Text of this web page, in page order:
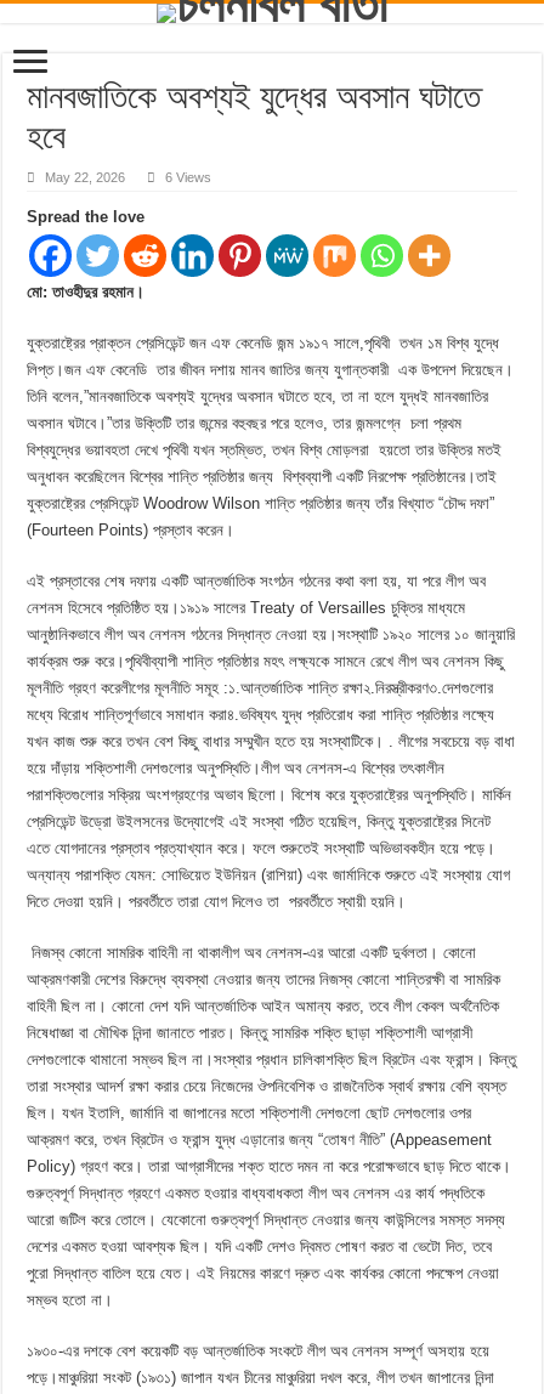
মানবজাতিকে অবশ্যই যুদ্ধের অবসান ঘটাতে
হবে
May 22, 2026 6 Views
Spread the love
মো: তাওহীদুর রহমান।
‎যুক্তরাষ্ট্রের প্রাক্তন প্রেসিডেন্ট জন এফ কেনেডি জন্ম ১৯১৭ সালে,পৃথিবী তখন ১ম বিশ্ব যুদ্ধে
লিপ্ত।জন এফ কেনেডি তার জীবন দশায় মানব জাতির জন্য যুগান্তকারী এক উপদেশ দিয়েছেন।
তিনি বলেন,‎​”মানবজাতিকে অবশ্যই যুদ্ধের অবসান ঘটাতে হবে, তা না হলে যুদ্ধই মানবজাতির
অবসান ঘটাবে।”‎তার উক্তিটি তার জন্মের বহুবছর পরে হলেও, তার জন্মলগ্নে চলা প্রথম
বিশ্বযুদ্ধের ভয়াবহতা দেখে পৃথিবী যখন স্তম্ভিত, তখন বিশ্ব মোড়লরা হয়তো তার উক্তির মতই
অনুধাবন করেছিলেন বিশ্বের শান্তি প্রতিষ্ঠার জন্য বিশ্বব্যাপী একটি নিরপেক্ষ প্রতিষ্ঠানের।তাই
যুক্তরাষ্ট্রের প্রেসিডেন্ট Woodrow Wilson শান্তি প্রতিষ্ঠার জন্য তাঁর বিখ্যাত “চৌদ্দ দফা”
(Fourteen Points) প্রস্তাব করেন।
‎এই প্রস্তাবের শেষ দফায় একটি আন্তর্জাতিক সংগঠন গঠনের কথা বলা হয়, যা পরে লীগ অব
নেশনস হিসেবে প্রতিষ্ঠিত হয়।‎১৯১৯ সালের Treaty of Versailles চুক্তির মাধ্যমে
আনুষ্ঠানিকভাবে লীগ অব নেশনস গঠনের সিদ্ধান্ত নেওয়া হয়।‎সংস্থাটি ১৯২০ সালের ১০ জানুয়ারি
কার্যক্রম শুরু করে।পৃথিবীব্যাপী শান্তি প্রতিষ্ঠার মহৎ লক্ষ্যকে সামনে রেখে লীগ অব নেশনস কিছু
মূলনীতি গ্রহণ করে‎লীগের মূলনীতি সমূহ :‎১.আন্তর্জাতিক শান্তি রক্ষা‎২.নিরস্ত্রীকরণ‎৩.দেশগুলোর
মধ্যে বিরোধ শান্তিপূর্ণভাবে সমাধান করা‎৪.ভবিষ্যৎ যুদ্ধ প্রতিরোধ করা ‎শান্তি প্রতিষ্ঠার লক্ষ্যে
যখন কাজ শুরু করে তখন বেশ কিছু বাধার সম্মুখীন হতে হয় সংস্থাটিকে। . লীগের সবচেয়ে বড় বাধা
হয়ে দাঁড়ায় শক্তিশালী দেশগুলোর অনুপস্থিতি।‎​লীগ অব নেশনস-এ বিশ্বের তৎকালীন
পরাশক্তিগুলোর সক্রিয় অংশগ্রহণের অভাব ছিলো। বিশেষ করে ​যুক্তরাষ্ট্রের অনুপস্থিতি। মার্কিন
প্রেসিডেন্ট উড্রো উইলসনের উদ্যোগেই এই সংস্থা গঠিত হয়েছিল, কিন্তু যুক্তরাষ্ট্রের সিনেট
এতে যোগদানের প্রস্তাব প্রত্যাখ্যান করে। ফলে শুরুতেই সংস্থাটি অভিভাবকহীন হয়ে পড়ে।
অন্যান্য পরাশক্তি যেমন: সোভিয়েত ইউনিয়ন (রাশিয়া) এবং জার্মানিকে শুরুতে এই সংস্থায় যোগ
দিতে দেওয়া হয়নি। পরবর্তীতে তারা যোগ দিলেও তা পরবর্তীতে স্থায়ী হয়নি।
‎​‎ নিজস্ব কোনো সামরিক বাহিনী না থাকা‎​লীগ অব নেশনস-এর আরো একটি দুর্বলতা। কোনো
আক্রমণকারী দেশের বিরুদ্ধে ব্যবস্থা নেওয়ার জন্য তাদের নিজস্ব কোনো শান্তিরক্ষী বা সামরিক
বাহিনী ছিল না। কোনো দেশ যদি আন্তর্জাতিক আইন অমান্য করত, তবে লীগ কেবল অর্থনৈতিক
নিষেধাজ্ঞা বা মৌখিক নিন্দা জানাতে পারত। কিন্তু সামরিক শক্তি ছাড়া শক্তিশালী আগ্রাসী
দেশগুলোকে থামানো সম্ভব ছিল না।‎​সংস্থার প্রধান চালিকাশক্তি ছিল ব্রিটেন এবং ফ্রান্স। কিন্তু
তারা সংস্থার আদর্শ রক্ষা করার চেয়ে নিজেদের ঔপনিবেশিক ও রাজনৈতিক স্বার্থ রক্ষায় বেশি ব্যস্ত
ছিল। যখন ইতালি, জার্মানি বা জাপানের মতো শক্তিশালী দেশগুলো ছোট দেশগুলোর ওপর
আক্রমণ করে, তখন ব্রিটেন ও ফ্রান্স যুদ্ধ এড়ানোর জন্য “তোষণ নীতি” (Appeasement
Policy) গ্রহণ করে। তারা আগ্রাসীদের শক্ত হাতে দমন না করে পরোক্ষভাবে ছাড় দিতে থাকে।‎
গুরুত্বপূর্ণ সিদ্ধান্ত গ্রহণে একমত হওয়ার বাধ্যবাধকতা ​লীগ অব নেশনস এর কার্য পদ্ধতিকে
আরো জটিল করে তোলে। যেকোনো গুরুত্বপূর্ণ সিদ্ধান্ত নেওয়ার জন্য কাউন্সিলের সমস্ত সদস্য
দেশের একমত হওয়া আবশ্যক ছিল। যদি একটি দেশও দ্বিমত পোষণ করত বা ভেটো দিত, তবে
পুরো সিদ্ধান্ত বাতিল হয়ে যেত। এই নিয়মের কারণে দ্রুত এবং কার্যকর কোনো পদক্ষেপ নেওয়া
সম্ভব হতো না।
‎১৯৩০-এর দশকে বেশ কয়েকটি বড় আন্তর্জাতিক সংকটে লীগ অব নেশনস সম্পূর্ণ অসহায় হয়ে
পড়ে।মাঞ্চুরিয়া সংকট (১৯৩১) জাপান যখন চীনের মাঞ্চুরিয়া দখল করে, লীগ তখন জাপানের নিন্দা